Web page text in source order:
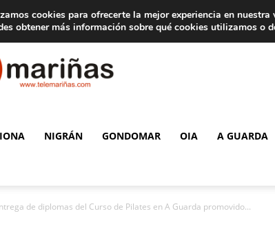
Tarifas de publicidad
Telemariñas
NIGRÁN GONDOMAR OIA A GUARDA
de diplomas del Curso de Pilates en A Guarda promovido...
cookies para ofrecerte la mejor experiencia en nuestra
obtener más información sobre qué cookies utilizamos o